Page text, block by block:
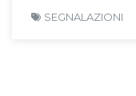
SEGNALAZIONI